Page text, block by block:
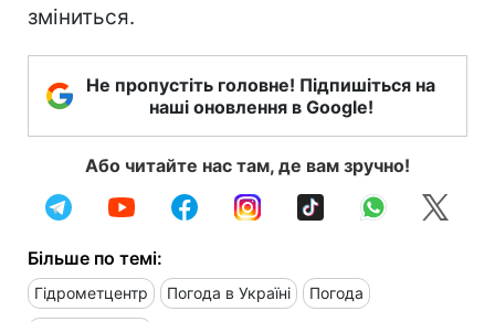
зміниться.
Не пропустіть головне! Підпишіться на
наші оновлення в Google!
Або читайте нас там, де вам зручно!
Більше по темі:
Гідрометцентр Погода в Україні Погода